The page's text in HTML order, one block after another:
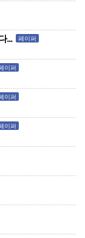
... 페이퍼
이퍼
이퍼
이퍼